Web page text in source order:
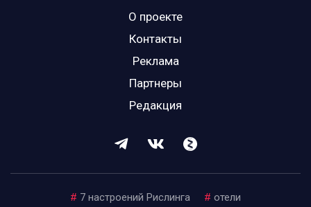
О проекте
Контакты
Реклама
Партнеры
Редакция
# 7 настроений Рислинга # отели